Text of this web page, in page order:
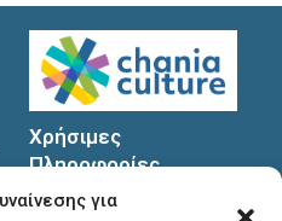
για
Χρήσιμες
Πληροφορίες
Διεύθυνση